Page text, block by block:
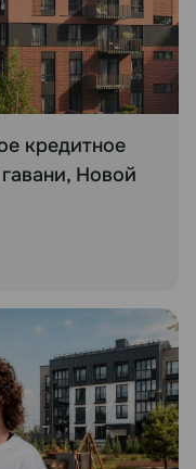
кредитное
Новой